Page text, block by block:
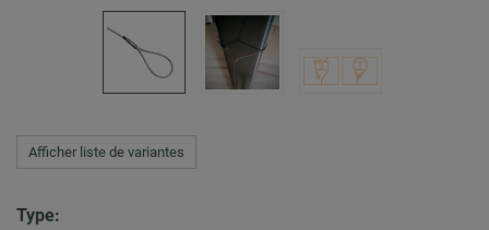
Afficher liste de variantes
Type: